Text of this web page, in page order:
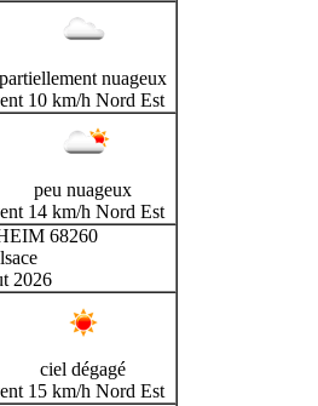
partiellement nuageux
10 km/h Nord Est
peu nuageux
14 km/h Nord Est
68260
2026
ciel dégagé
15 km/h Nord Est